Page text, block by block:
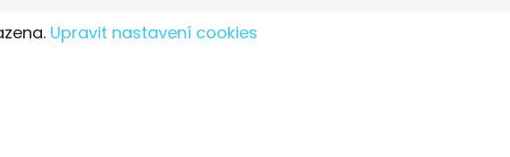
Upravit nastavení cookies